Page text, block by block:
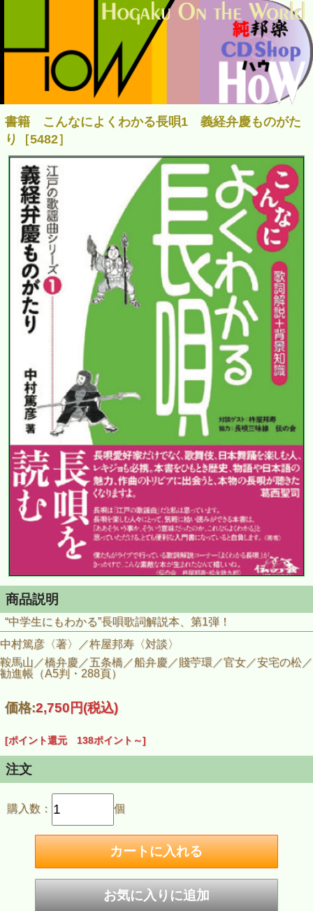
書籍 こんなによくわかる長唄1 義経弁慶ものがた
り［5482］
商品説明
“中学生にもわかる”長唄歌詞解説本、第1弾！
中村篤彦〈著〉／杵屋邦寿〈対談〉
鞍馬山／橋弁慶／五条橋／船弁慶／賤苧環／官女／安宅の松／
勧進帳（A5判・288頁）
価格:2,750円(税込)
[ポイント還元 138ポイント～]
注文
購入数： 個